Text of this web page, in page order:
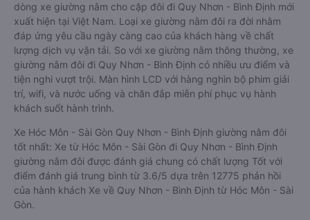
dòng xe giường nằm cho cặp đôi đi Quy Nhơn - Bình Định mới
xuất hiện tại Việt Nam. Loại xe giường nằm đôi ra đời nhằm
đáp ứng yêu cầu ngày càng cao của khách hàng về chất
lượng dịch vụ vận tải. So với xe giường nằm thông thường, xe
giường nằm đôi đi Quy Nhơn - Bình Định có nhiều ưu điểm và
tiện nghi vượt trội. Màn hình LCD với hàng nghìn bộ phim giải
trí, wifi, và nước uống và chăn đắp miễn phí phục vụ hành
khách suốt hành trình.
Xe Hóc Môn - Sài Gòn Quy Nhơn - Bình Định giường nằm đôi
tốt nhất: Xe từ Hóc Môn - Sài Gòn đi Quy Nhơn - Bình Định
giường nằm đôi được đánh giá chung có chất lượng Tốt với
điểm đánh giá trung bình từ 3.6/5 dựa trên 12775 phản hồi
của hành khách Xe về Quy Nhơn - Bình Định từ Hóc Môn - Sài
Gòn.